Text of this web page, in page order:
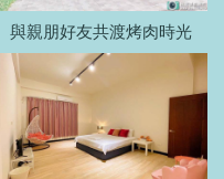
與親朋好友共渡烤肉時光